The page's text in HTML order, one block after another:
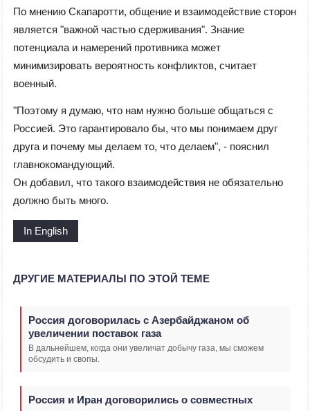
По мнению Скапаротти, общение и взаимодействие сторон
является "важной частью сдерживания". Знание
потенциала и намерений противника может
минимизировать вероятность конфликтов, считает
военный.
"Поэтому я думаю, что нам нужно больше общаться с
Россией. Это гарантировало бы, что мы понимаем друг
друга и почему мы делаем то, что делаем", - пояснил
главнокомандующий.
Он добавил, что такого взаимодействия не обязательно
должно быть много.
In English
ДРУГИЕ МАТЕРИАЛЫ ПО ЭТОЙ ТЕМЕ
Россия договорилась с Азербайджаном об
увеличении поставок газа
В дальнейшем, когда они увеличат добычу газа, мы сможем
обсудить и свопы.
Россия и Иран договорились о совместных